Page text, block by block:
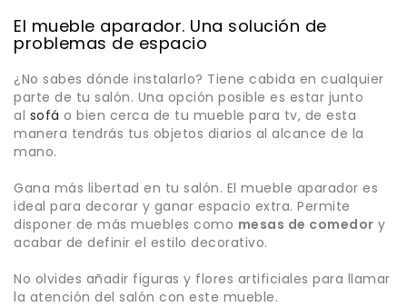
El mueble aparador. Una solución de
problemas de espacio
¿No sabes dónde instalarlo? Tiene cabida en cualquier
parte de tu salón. Una opción posible es estar junto
al sofá o bien cerca de tu mueble para tv, de esta
manera tendrás tus objetos diarios al alcance de la
mano.
Gana más libertad en tu salón. El mueble aparador es
ideal para decorar y ganar espacio extra. Permite
disponer de más muebles como mesas de comedor y
acabar de definir el estilo decorativo.
No olvides añadir figuras y flores artificiales para llamar
la atención del salón con este mueble.